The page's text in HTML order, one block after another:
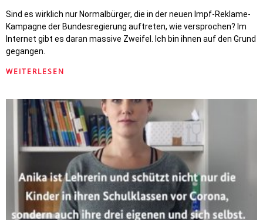
Sind es wirklich nur Normalbürger, die in der neuen Impf-Reklame-
Kampagne der Bundesregierung auftreten, wie versprochen? Im
Internet gibt es daran massive Zweifel. Ich bin ihnen auf den Grund
gegangen.
WEITERLESEN